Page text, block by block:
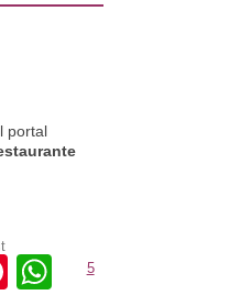
portal
Pinterest
WhatsApp
5